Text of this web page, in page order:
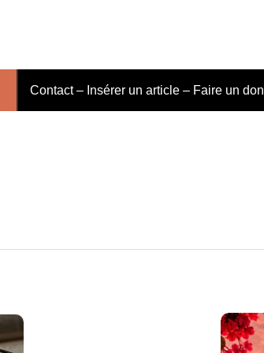
Contact – Insérer un article – Faire un don